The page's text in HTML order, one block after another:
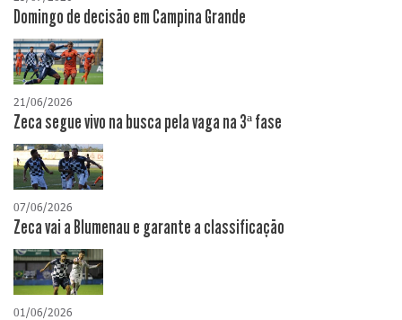
Domingo de decisão em Campina Grande
21/06/2026
Zeca segue vivo na busca pela vaga na 3ª fase
07/06/2026
Zeca vai a Blumenau e garante a classificação
01/06/2026